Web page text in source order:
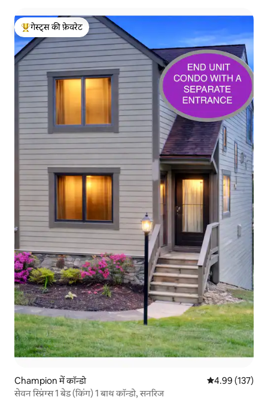
गेस्ट्स का टॉप फ़ेवरेट
गेस्ट्स की फ़ेवरेट
Champion में कॉन्डो औसत रेटिंग 5 में से
4.99 (137)
सेवन स्प्रिंग्स 1 बेड (किंग) 1 बाथ कॉन्डो, सनरिज